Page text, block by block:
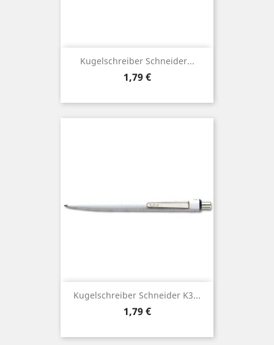
Kugelschreiber Schneider...
Preis
1,79 €
Kugelschreiber Schneider K3...
Preis
1,79 €